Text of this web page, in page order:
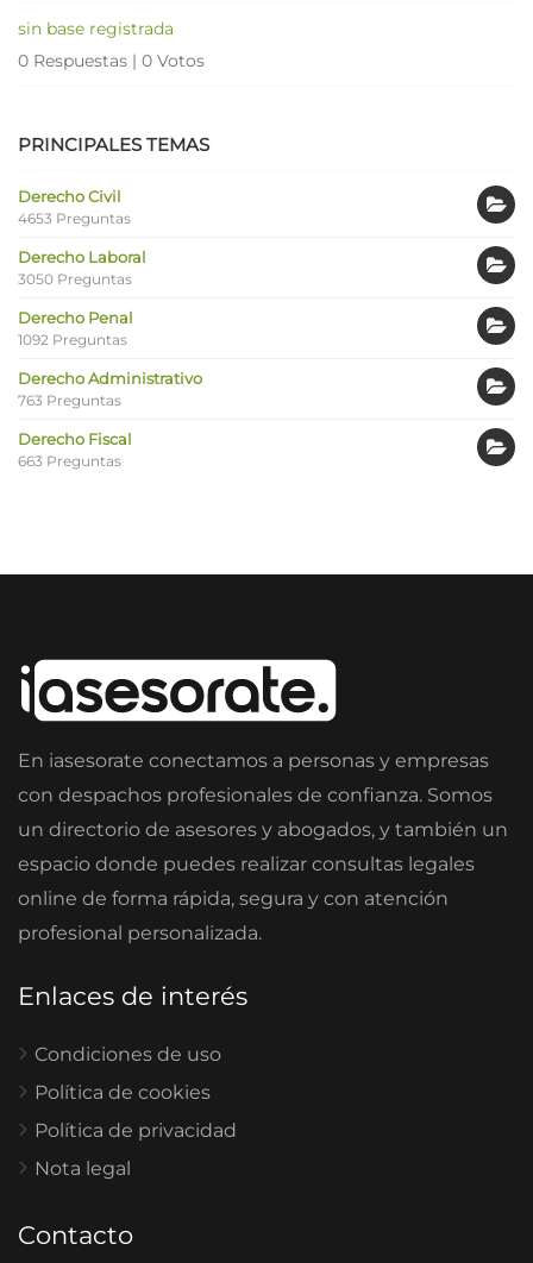
sin base registrada
0 Respuestas | 0 Votos
PRINCIPALES TEMAS
Derecho Civil
4653 Preguntas
Derecho Laboral
3050 Preguntas
Derecho Penal
1092 Preguntas
Derecho Administrativo
763 Preguntas
Derecho Fiscal
663 Preguntas
En iasesorate conectamos a personas y empresas
con despachos profesionales de confianza. Somos
un directorio de asesores y abogados, y también un
espacio donde puedes realizar consultas legales
online de forma rápida, segura y con atención
profesional personalizada.
Enlaces de interés
Condiciones de uso
Política de cookies
Política de privacidad
Nota legal
Contacto